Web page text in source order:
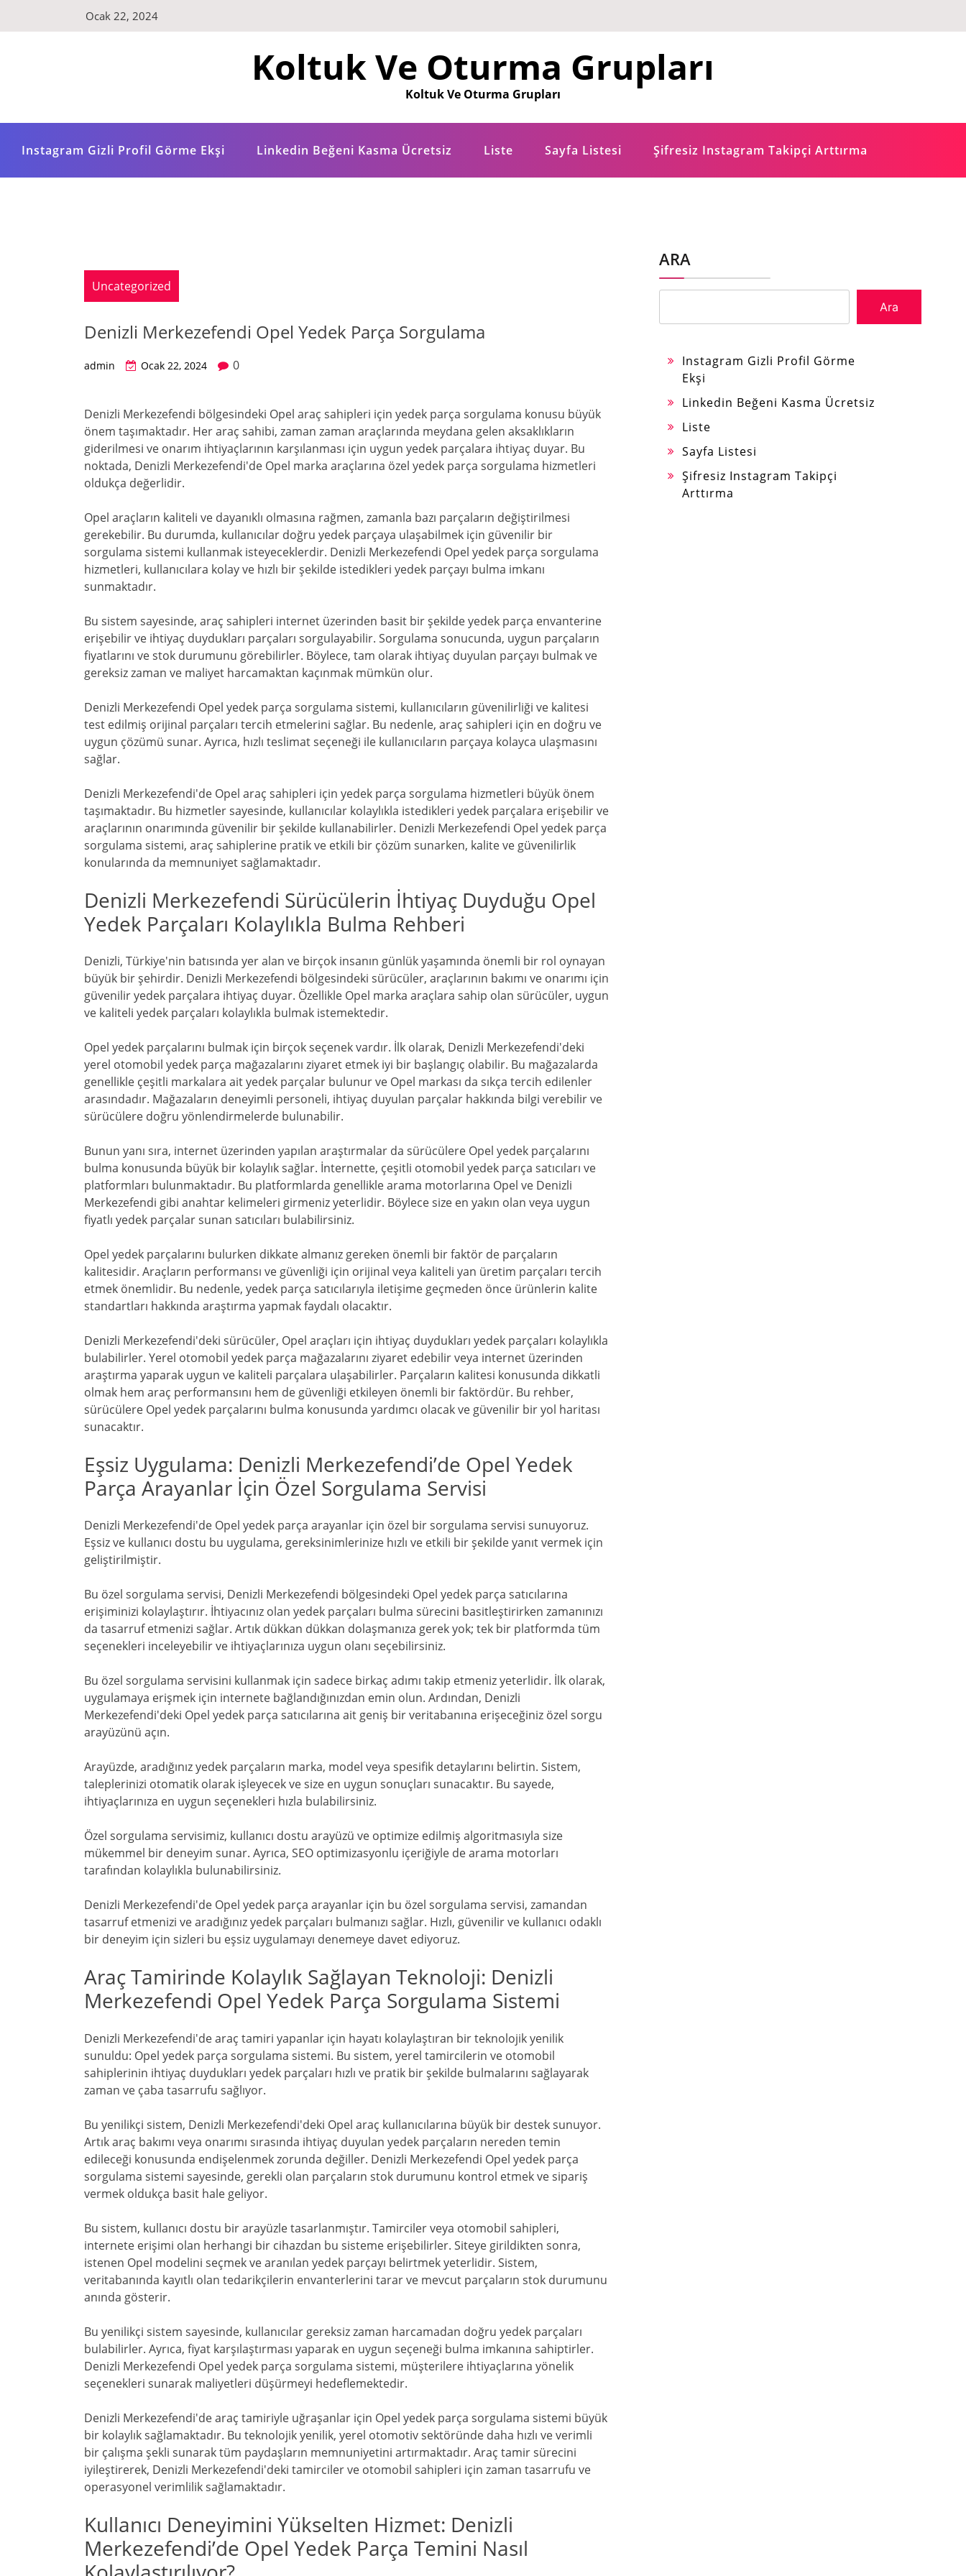
Ocak 22, 2024
Koltuk Ve Oturma Grupları
Koltuk Ve Oturma Grupları
Instagram Gizli Profil Görme Ekşi Linkedin Beğeni Kasma Ücretsiz Liste Sayfa Listesi Şifresiz Instagram Takipçi Arttırma
Uncategorized
Denizli Merkezefendi Opel Yedek Parça Sorgulama
admin Ocak 22, 2024 0
Denizli Merkezefendi bölgesindeki Opel araç sahipleri için yedek parça sorgulama konusu büyük
önem taşımaktadır. Her araç sahibi, zaman zaman araçlarında meydana gelen aksaklıkların
giderilmesi ve onarım ihtiyaçlarının karşılanması için uygun yedek parçalara ihtiyaç duyar. Bu
noktada, Denizli Merkezefendi'de Opel marka araçlarına özel yedek parça sorgulama hizmetleri
oldukça değerlidir.
Opel araçların kaliteli ve dayanıklı olmasına rağmen, zamanla bazı parçaların değiştirilmesi
gerekebilir. Bu durumda, kullanıcılar doğru yedek parçaya ulaşabilmek için güvenilir bir
sorgulama sistemi kullanmak isteyeceklerdir. Denizli Merkezefendi Opel yedek parça sorgulama
hizmetleri, kullanıcılara kolay ve hızlı bir şekilde istedikleri yedek parçayı bulma imkanı
sunmaktadır.
Bu sistem sayesinde, araç sahipleri internet üzerinden basit bir şekilde yedek parça envanterine
erişebilir ve ihtiyaç duydukları parçaları sorgulayabilir. Sorgulama sonucunda, uygun parçaların
fiyatlarını ve stok durumunu görebilirler. Böylece, tam olarak ihtiyaç duyulan parçayı bulmak ve
gereksiz zaman ve maliyet harcamaktan kaçınmak mümkün olur.
Denizli Merkezefendi Opel yedek parça sorgulama sistemi, kullanıcıların güvenilirliği ve kalitesi
test edilmiş orijinal parçaları tercih etmelerini sağlar. Bu nedenle, araç sahipleri için en doğru ve
uygun çözümü sunar. Ayrıca, hızlı teslimat seçeneği ile kullanıcıların parçaya kolayca ulaşmasını
sağlar.
Denizli Merkezefendi'de Opel araç sahipleri için yedek parça sorgulama hizmetleri büyük önem
taşımaktadır. Bu hizmetler sayesinde, kullanıcılar kolaylıkla istedikleri yedek parçalara erişebilir ve
araçlarının onarımında güvenilir bir şekilde kullanabilirler. Denizli Merkezefendi Opel yedek parça
sorgulama sistemi, araç sahiplerine pratik ve etkili bir çözüm sunarken, kalite ve güvenilirlik
konularında da memnuniyet sağlamaktadır.
Denizli Merkezefendi Sürücülerin İhtiyaç Duyduğu Opel
Yedek Parçaları Kolaylıkla Bulma Rehberi
Denizli, Türkiye'nin batısında yer alan ve birçok insanın günlük yaşamında önemli bir rol oynayan
büyük bir şehirdir. Denizli Merkezefendi bölgesindeki sürücüler, araçlarının bakımı ve onarımı için
güvenilir yedek parçalara ihtiyaç duyar. Özellikle Opel marka araçlara sahip olan sürücüler, uygun
ve kaliteli yedek parçaları kolaylıkla bulmak istemektedir.
Opel yedek parçalarını bulmak için birçok seçenek vardır. İlk olarak, Denizli Merkezefendi'deki
yerel otomobil yedek parça mağazalarını ziyaret etmek iyi bir başlangıç olabilir. Bu mağazalarda
genellikle çeşitli markalara ait yedek parçalar bulunur ve Opel markası da sıkça tercih edilenler
arasındadır. Mağazaların deneyimli personeli, ihtiyaç duyulan parçalar hakkında bilgi verebilir ve
sürücülere doğru yönlendirmelerde bulunabilir.
Bunun yanı sıra, internet üzerinden yapılan araştırmalar da sürücülere Opel yedek parçalarını
bulma konusunda büyük bir kolaylık sağlar. İnternette, çeşitli otomobil yedek parça satıcıları ve
platformları bulunmaktadır. Bu platformlarda genellikle arama motorlarına Opel ve Denizli
Merkezefendi gibi anahtar kelimeleri girmeniz yeterlidir. Böylece size en yakın olan veya uygun
fiyatlı yedek parçalar sunan satıcıları bulabilirsiniz.
Opel yedek parçalarını bulurken dikkate almanız gereken önemli bir faktör de parçaların
kalitesidir. Araçların performansı ve güvenliği için orijinal veya kaliteli yan üretim parçaları tercih
etmek önemlidir. Bu nedenle, yedek parça satıcılarıyla iletişime geçmeden önce ürünlerin kalite
standartları hakkında araştırma yapmak faydalı olacaktır.
Denizli Merkezefendi'deki sürücüler, Opel araçları için ihtiyaç duydukları yedek parçaları kolaylıkla
bulabilirler. Yerel otomobil yedek parça mağazalarını ziyaret edebilir veya internet üzerinden
araştırma yaparak uygun ve kaliteli parçalara ulaşabilirler. Parçaların kalitesi konusunda dikkatli
olmak hem araç performansını hem de güvenliği etkileyen önemli bir faktördür. Bu rehber,
sürücülere Opel yedek parçalarını bulma konusunda yardımcı olacak ve güvenilir bir yol haritası
sunacaktır.
Eşsiz Uygulama: Denizli Merkezefendi’de Opel Yedek
Parça Arayanlar İçin Özel Sorgulama Servisi
Denizli Merkezefendi'de Opel yedek parça arayanlar için özel bir sorgulama servisi sunuyoruz.
Eşsiz ve kullanıcı dostu bu uygulama, gereksinimlerinize hızlı ve etkili bir şekilde yanıt vermek için
geliştirilmiştir.
Bu özel sorgulama servisi, Denizli Merkezefendi bölgesindeki Opel yedek parça satıcılarına
erişiminizi kolaylaştırır. İhtiyacınız olan yedek parçaları bulma sürecini basitleştirirken zamanınızı
da tasarruf etmenizi sağlar. Artık dükkan dükkan dolaşmanıza gerek yok; tek bir platformda tüm
seçenekleri inceleyebilir ve ihtiyaçlarınıza uygun olanı seçebilirsiniz.
Bu özel sorgulama servisini kullanmak için sadece birkaç adımı takip etmeniz yeterlidir. İlk olarak,
uygulamaya erişmek için internete bağlandığınızdan emin olun. Ardından, Denizli
Merkezefendi'deki Opel yedek parça satıcılarına ait geniş bir veritabanına erişeceğiniz özel sorgu
arayüzünü açın.
Arayüzde, aradığınız yedek parçaların marka, model veya spesifik detaylarını belirtin. Sistem,
taleplerinizi otomatik olarak işleyecek ve size en uygun sonuçları sunacaktır. Bu sayede,
ihtiyaçlarınıza en uygun seçenekleri hızla bulabilirsiniz.
Özel sorgulama servisimiz, kullanıcı dostu arayüzü ve optimize edilmiş algoritmasıyla size
mükemmel bir deneyim sunar. Ayrıca, SEO optimizasyonlu içeriğiyle de arama motorları
tarafından kolaylıkla bulunabilirsiniz.
Denizli Merkezefendi'de Opel yedek parça arayanlar için bu özel sorgulama servisi, zamandan
tasarruf etmenizi ve aradığınız yedek parçaları bulmanızı sağlar. Hızlı, güvenilir ve kullanıcı odaklı
bir deneyim için sizleri bu eşsiz uygulamayı denemeye davet ediyoruz.
Araç Tamirinde Kolaylık Sağlayan Teknoloji: Denizli
Merkezefendi Opel Yedek Parça Sorgulama Sistemi
Denizli Merkezefendi'de araç tamiri yapanlar için hayatı kolaylaştıran bir teknolojik yenilik
sunuldu: Opel yedek parça sorgulama sistemi. Bu sistem, yerel tamircilerin ve otomobil
sahiplerinin ihtiyaç duydukları yedek parçaları hızlı ve pratik bir şekilde bulmalarını sağlayarak
zaman ve çaba tasarrufu sağlıyor.
Bu yenilikçi sistem, Denizli Merkezefendi'deki Opel araç kullanıcılarına büyük bir destek sunuyor.
Artık araç bakımı veya onarımı sırasında ihtiyaç duyulan yedek parçaların nereden temin
edileceği konusunda endişelenmek zorunda değiller. Denizli Merkezefendi Opel yedek parça
sorgulama sistemi sayesinde, gerekli olan parçaların stok durumunu kontrol etmek ve sipariş
vermek oldukça basit hale geliyor.
Bu sistem, kullanıcı dostu bir arayüzle tasarlanmıştır. Tamirciler veya otomobil sahipleri,
internete erişimi olan herhangi bir cihazdan bu sisteme erişebilirler. Siteye girildikten sonra,
istenen Opel modelini seçmek ve aranılan yedek parçayı belirtmek yeterlidir. Sistem,
veritabanında kayıtlı olan tedarikçilerin envanterlerini tarar ve mevcut parçaların stok durumunu
anında gösterir.
Bu yenilikçi sistem sayesinde, kullanıcılar gereksiz zaman harcamadan doğru yedek parçaları
bulabilirler. Ayrıca, fiyat karşılaştırması yaparak en uygun seçeneği bulma imkanına sahiptirler.
Denizli Merkezefendi Opel yedek parça sorgulama sistemi, müşterilere ihtiyaçlarına yönelik
seçenekleri sunarak maliyetleri düşürmeyi hedeflemektedir.
Denizli Merkezefendi'de araç tamiriyle uğraşanlar için Opel yedek parça sorgulama sistemi büyük
bir kolaylık sağlamaktadır. Bu teknolojik yenilik, yerel otomotiv sektöründe daha hızlı ve verimli
bir çalışma şekli sunarak tüm paydaşların memnuniyetini artırmaktadır. Araç tamir sürecini
iyileştirerek, Denizli Merkezefendi'deki tamirciler ve otomobil sahipleri için zaman tasarrufu ve
operasyonel verimlilik sağlamaktadır.
Kullanıcı Deneyimini Yükselten Hizmet: Denizli
Merkezefendi’de Opel Yedek Parça Temini Nasıl
ARA
Ara
Instagram Gizli Profil Görme
Ekşi
Linkedin Beğeni Kasma Ücretsiz
Liste
Sayfa Listesi
Şifresiz Instagram Takipçi
Arttırma